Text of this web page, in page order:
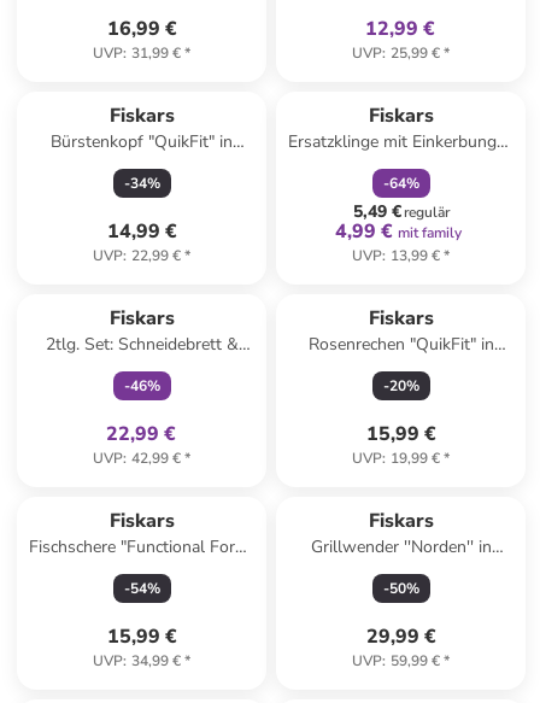
16,99 €
UVP: 31,99 €*
12,99 €
UVP: 25,99 €*
Fiskars
Bürstenkopf "QuikFit" in
Schwarz
-34%
14,99 €
UVP: 22,99 €*
Fiskars
Ersatzklinge mit Einkerbungen
in Silber - Ø 4,5 cm
-64%
5,49 €regulär
4,99 € mit family
UVP: 13,99 €*
Fiskars
2tlg. Set: Schneidebrett &
Messer "Functional Form" in
Hellbraun/ Schwarz
-46%
22,99 €
UVP: 42,99 €*
Fiskars
Rosenrechen "QuikFit" in
Schwarz/ Orange
-20%
15,99 €
UVP: 19,99 €*
Fiskars
Fischschere "Functional Form"
in Grau - (H)22 cm
-54%
15,99 €
UVP: 34,99 €*
Fiskars
Grillwender ''Norden'' in
Braun/ Silber - (L)44,1 cm
-50%
29,99 €
UVP: 59,99 €*